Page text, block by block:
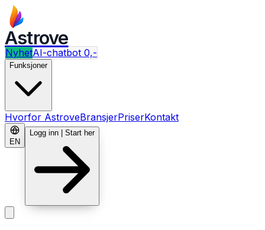
Astrove
NyhetAI-chatbot 0,-
Funksjoner
Hvorfor AstroveBransjerPriserKontakt
EN
Logg inn | Start her